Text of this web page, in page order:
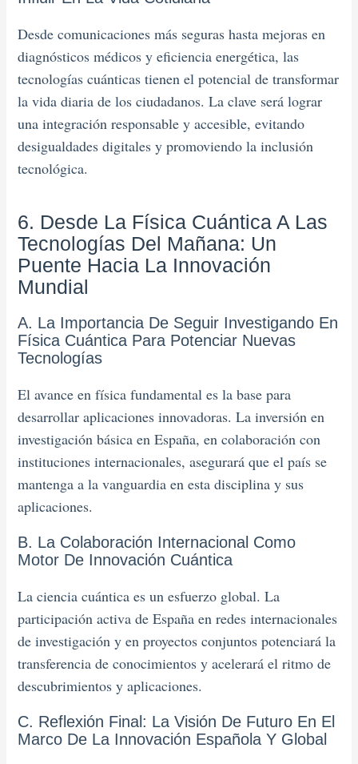
Desde comunicaciones más seguras hasta mejoras en
diagnósticos médicos y eficiencia energética, las
tecnologías cuánticas tienen el potencial de transformar
la vida diaria de los ciudadanos. La clave será lograr
una integración responsable y accesible, evitando
desigualdades digitales y promoviendo la inclusión
tecnológica.
6. Desde La Física Cuántica A Las
Tecnologías Del Mañana: Un
Puente Hacia La Innovación
Mundial
A. La Importancia De Seguir Investigando En
Física Cuántica Para Potenciar Nuevas
Tecnologías
El avance en física fundamental es la base para
desarrollar aplicaciones innovadoras. La inversión en
investigación básica en España, en colaboración con
instituciones internacionales, asegurará que el país se
mantenga a la vanguardia en esta disciplina y sus
aplicaciones.
B. La Colaboración Internacional Como
Motor De Innovación Cuántica
La ciencia cuántica es un esfuerzo global. La
participación activa de España en redes internacionales
de investigación y en proyectos conjuntos potenciará la
transferencia de conocimientos y acelerará el ritmo de
descubrimientos y aplicaciones.
C. Reflexión Final: La Visión De Futuro En El
Marco De La Innovación Española Y Global